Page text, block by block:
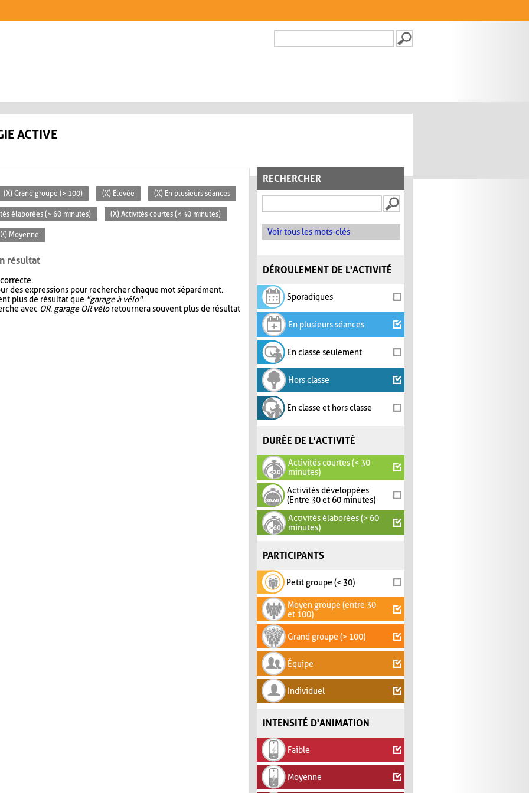
FORMULAIRE DE
ACTIVE
RECHERCHER
Voir tous les mots-clés
DÉROULEMENT DE L'ACTIVITÉ
Sporadiques
En plusieurs séances
En classe seulement
Hors classe
En classe et hors classe
DURÉE DE L'ACTIVITÉ
Activités courtes (< 30
minutes)
Activités développées
(Entre 30 et 60 minutes)
Activités élaborées (> 60
minutes)
PARTICIPANTS
Petit groupe (< 30)
Moyen groupe (entre 30
et 100)
Grand groupe (> 100)
Équipe
Individuel
INTENSITÉ D'ANIMATION
Faible
Moyenne
(X) Grand groupe (> 100) (X) Élevée (X) En plusieurs séances
élaborées (> 60 minutes) (X) Activités courtes (< 30 minutes)
Moyenne
résultat
des expressions pour rechercher chaque mot séparément.
plus de résultat que "garage à vélo".
avec OR. garage OR véloretournera souvent plus de résultat